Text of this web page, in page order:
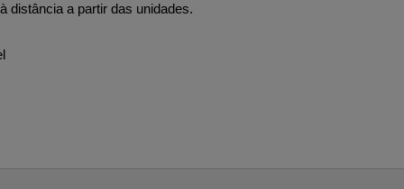
distância a partir das unidades.